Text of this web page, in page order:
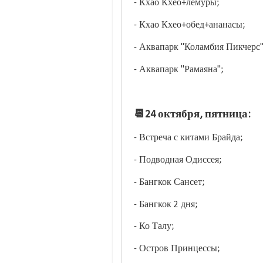
- Кхао Кхео+лемуры;
- Кхао Кхео+обед+ананасы;
- Аквапарк "Коламбия
- Аквапарк "Рамаяна";
📆24 октября, пятница:
- Встреча с китами Брайда;
- Подводная Одиссея;
- Бангкок Сансет;
- Бангкок 2 дня;
- Ко Талу;
- Остров Принцессы;